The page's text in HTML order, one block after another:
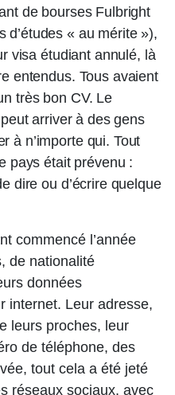
de bourses Fulbright
d’études « au mérite »),
visa étudiant annulé, là
entendus. Tous avaient
très bon CV. Le
arriver à des gens
à n’importe qui. Tout
pays était prévenu :
dire ou d’écrire quelque
commencé l’année
de nationalité
données
internet. Leur adresse,
leurs proches, leur
de téléphone, des
tout cela a été jeté
réseaux sociaux, avec